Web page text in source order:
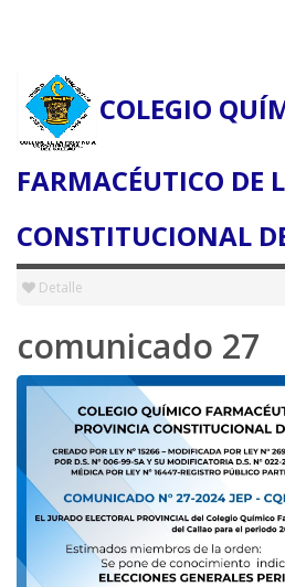
COLEGIO
FARMACÉUTICO DE
CONSTITUCIONAL
Detalle de
2024-11-20
Detalle
comunicado 27